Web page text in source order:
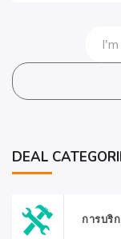
DEAL
การบริ